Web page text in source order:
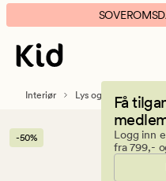
Sense
Bronze
duftpinner
bronse
banner.
Klikk
ESCAPE
pause.
Få
Logg inn
fra 799,-
Interiør Lys og duftlys
-50%